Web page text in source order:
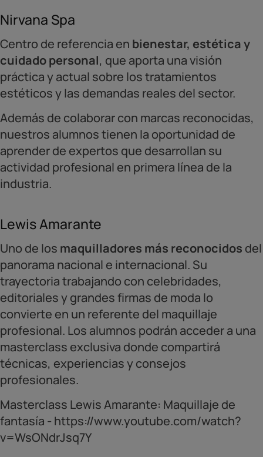
Nirvana Spa
Centro de referencia en bienestar, estética y
cuidado personal, que aporta una visión
práctica y actual sobre los tratamientos
estéticos y las demandas reales del sector.
Además de colaborar con marcas reconocidas,
nuestros alumnos tienen la oportunidad de
aprender de expertos que desarrollan su
actividad profesional en primera línea de la
industria.
Lewis Amarante
Uno de los maquilladores más reconocidos del
panorama nacional e internacional. Su
trayectoria trabajando con celebridades,
editoriales y grandes firmas de moda lo
convierte en un referente del maquillaje
profesional. Los alumnos podrán acceder a una
masterclass exclusiva donde compartirá
técnicas, experiencias y consejos
profesionales.
Masterclass Lewis Amarante: Maquillaje de
fantasía - https://www.youtube.com/watch?
v=WsONdrJsq7Y